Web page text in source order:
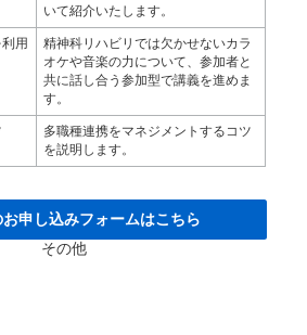
いて紹介いたします。
用
精神科リハビリでは欠かせないカラ
オケや音楽の力について、参加者と
共に話し合う参加型で講義を進めま
す。
多職種連携をマネジメントするコツ
を説明します。
申し込みフォームはこちら
その他